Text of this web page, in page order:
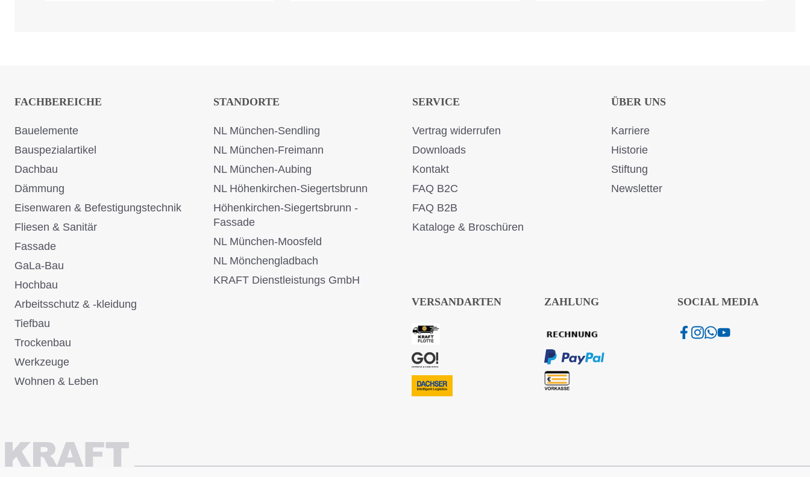
FACHBEREICHE
Bauelemente
Bauspezialartikel
Dachbau
Dämmung
Eisenwaren & Befestigungstechnik
Fliesen & Sanitär
Fassade
GaLa-Bau
Hochbau
Arbeitsschutz & -kleidung
Tiefbau
Trockenbau
Werkzeuge
Wohnen & Leben
STANDORTE
NL München-Sendling
NL München-Freimann
NL München-Aubing
NL Höhenkirchen-Siegertsbrunn
Höhenkirchen-Siegertsbrunn -
Fassade
NL München-Moosfeld
NL Mönchengladbach
KRAFT Dienstleistungs GmbH
SERVICE
Vertrag widerrufen
Downloads
Kontakt
FAQ B2C
FAQ B2B
Kataloge & Broschüren
ÜBER UNS
Karriere
Historie
Stiftung
Newsletter
VERSANDARTEN ZAHLUNG SOCIAL MEDIA